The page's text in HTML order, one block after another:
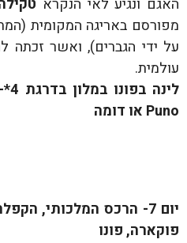
מפורסם באריגה המקומית
על ידי הגברים), ואשר זכתה
עולמית.
לינה בפונו במלון בדרגת 4*-
Puno או דומה
יום 7- הרכס המלכותי,
פוקארה, פונו